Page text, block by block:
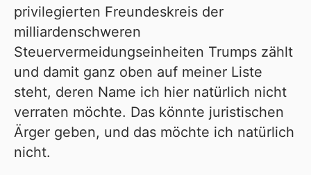
privilegierten Freundeskreis der
milliardenschweren
Steuervermeidungseinheiten Trumps zählt
und damit ganz oben auf meiner Liste
steht, deren Name ich hier natürlich nicht
verraten möchte. Das könnte juristischen
Ärger geben, und das möchte ich natürlich
nicht.